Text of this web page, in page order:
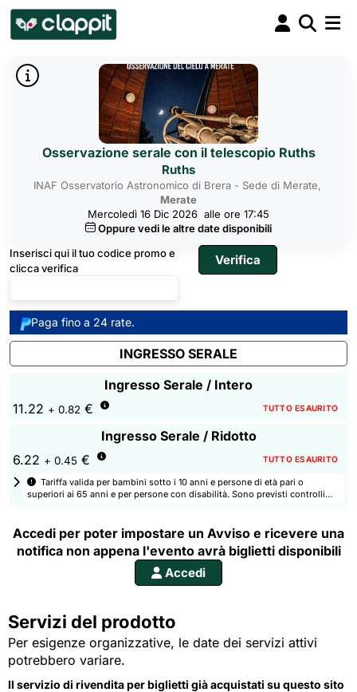
Osservazione serale con il telescopio Ruths
Ruths
INAF Osservatorio Astronomico di Brera - Sede di Merate,
Merate
Mercoledì 16 Dic 2026 alle ore 17:45
Oppure vedi le altre date disponibili
Inserisci qui il tuo codice promo e
clicca verifica
Paga fino a 24 rate.
INGRESSO SERALE
Ingresso Serale / Intero
11.22 + 0.82 € TUTTO ESAURITO
Ingresso Serale / Ridotto
6.22 + 0.45 € TUTTO ESAURITO
superiori ai 65 anni e per persone con disabilità. Sono previsti controlli
Accedi per poter impostare un Avviso e ricevere una
notifica non appena l'evento avrà biglietti disponibili
Accedi
Servizi del prodotto
Per esigenze organizzative, le date dei servizi attivi
potrebbero variare.
Il servizio di rivendita per biglietti già acquistati su questo sito